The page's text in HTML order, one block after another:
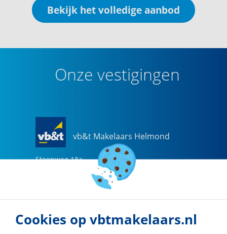
Bekijk het volledige aanbod
Onze vestigingen
vb&t Makelaars Helmond
Steenweg 18a
helmond@vbtmakelaars.nl
Naar vestiging
Cookies op vbtmakelaars.nl